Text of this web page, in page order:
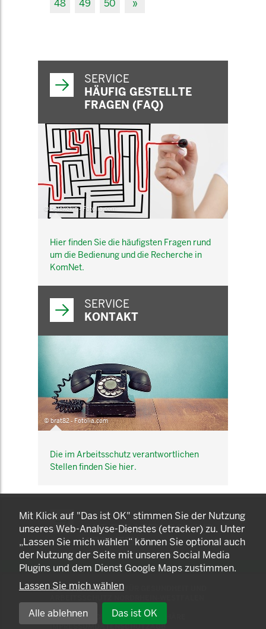
48
49 50 »
SERVICE
HÄUFIG GESTELLTE
FRAGEN (FAQ)
© belekekin - Fotolia.com
Hier finden Sie die häufigsten Fragen rund
um die Bedienung und die Recherche in
KomNet.
SERVICE
KONTAKT
© brat82 - Fotolia.com
Die im Arbeitsschutz verantwortlichen
Stellen finden Sie hier.
KOMNET
GUT BERATEN. GESUND
ARBEITEN.
© 2025 LANDESAMT FÜR GESUNDHEIT UND
EINSTELLUNGEN ZUR PRIVATSPHÄRE
IMPRESSUMDATENSCHUTZAGB
Mit Klick auf "Das ist OK" stimmen Sie der Nutzung
unseres Web-Analyse-Dienstes (etracker) zu. Unter
„Lassen Sie mich wählen“ können Sie optional auch
der Nutzung der Seite mit unseren Social Media
Plugins und dem Dienst Google Maps zustimmen.
Lassen Sie mich wählen
Alle ablehnen Das ist OK